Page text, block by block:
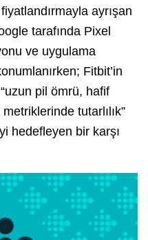
ayrışan
tarafında Pixel
ve uygulama
Fitbit’in
pil ömrü, hafif
tutarlılık”
hedefleyen bir karşı